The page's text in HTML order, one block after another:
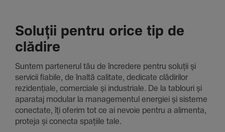
Soluții pentru orice tip de
clădire
Suntem parte­nerul tău de încre­dere pentru soluții și
servicii fiabile, de înaltă cali­tate, dedi­cate clădi­rilor
rezi­den­țiale, comer­ciale și indus­triale. De la tablouri și
aparataj modular la managementul energiei și sisteme
conec­tate, îți oferim tot ce ai nevoie pentru a alimenta,
proteja și conecta spațiile tale.